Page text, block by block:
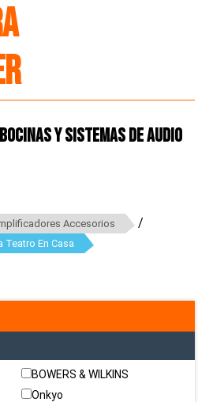
y sistemas de Audio
Accesorios /
Teatro En Casa
BOWERS & WILKINS
Onkyo